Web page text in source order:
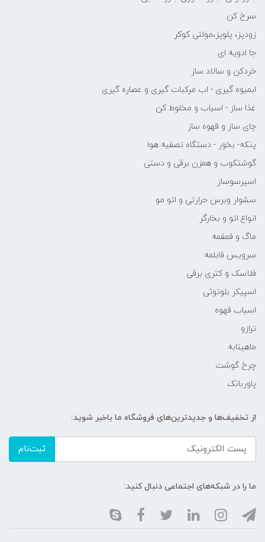
سرخ کن
زودپز، پلوپز،مولتی کوکر
جا ادویه ای
خردکن و سالاد ساز
ابمیوه گیری - اب مرکبات گیری و عصاره گیری
غذا ساز - اسیاب و مخلوط کن
چای ساز و قهوه ساز
پنکه- بخور - دستگاه تصفیه هوا
گوشتکوب و همزن برقی و دستی
اسپرسوساز
سشوار وبرس حرارتی و اتو مو
انواع اتو و بخارگر
ماگ و قمقمه
سرویس قابلمه
فلاسک و کتری برقی
اسپیکر بلوتوثی
اسیاب قهوه
ترازو
ماهیتابه
چرخ گوشت
پاوربانک
از تخفیف‌ها و جدیدترین‌های فروشگاه ما باخبر شوید:
ثبت‌نام
ما را در شبکه‌های اجتماعی دنبال کنید: